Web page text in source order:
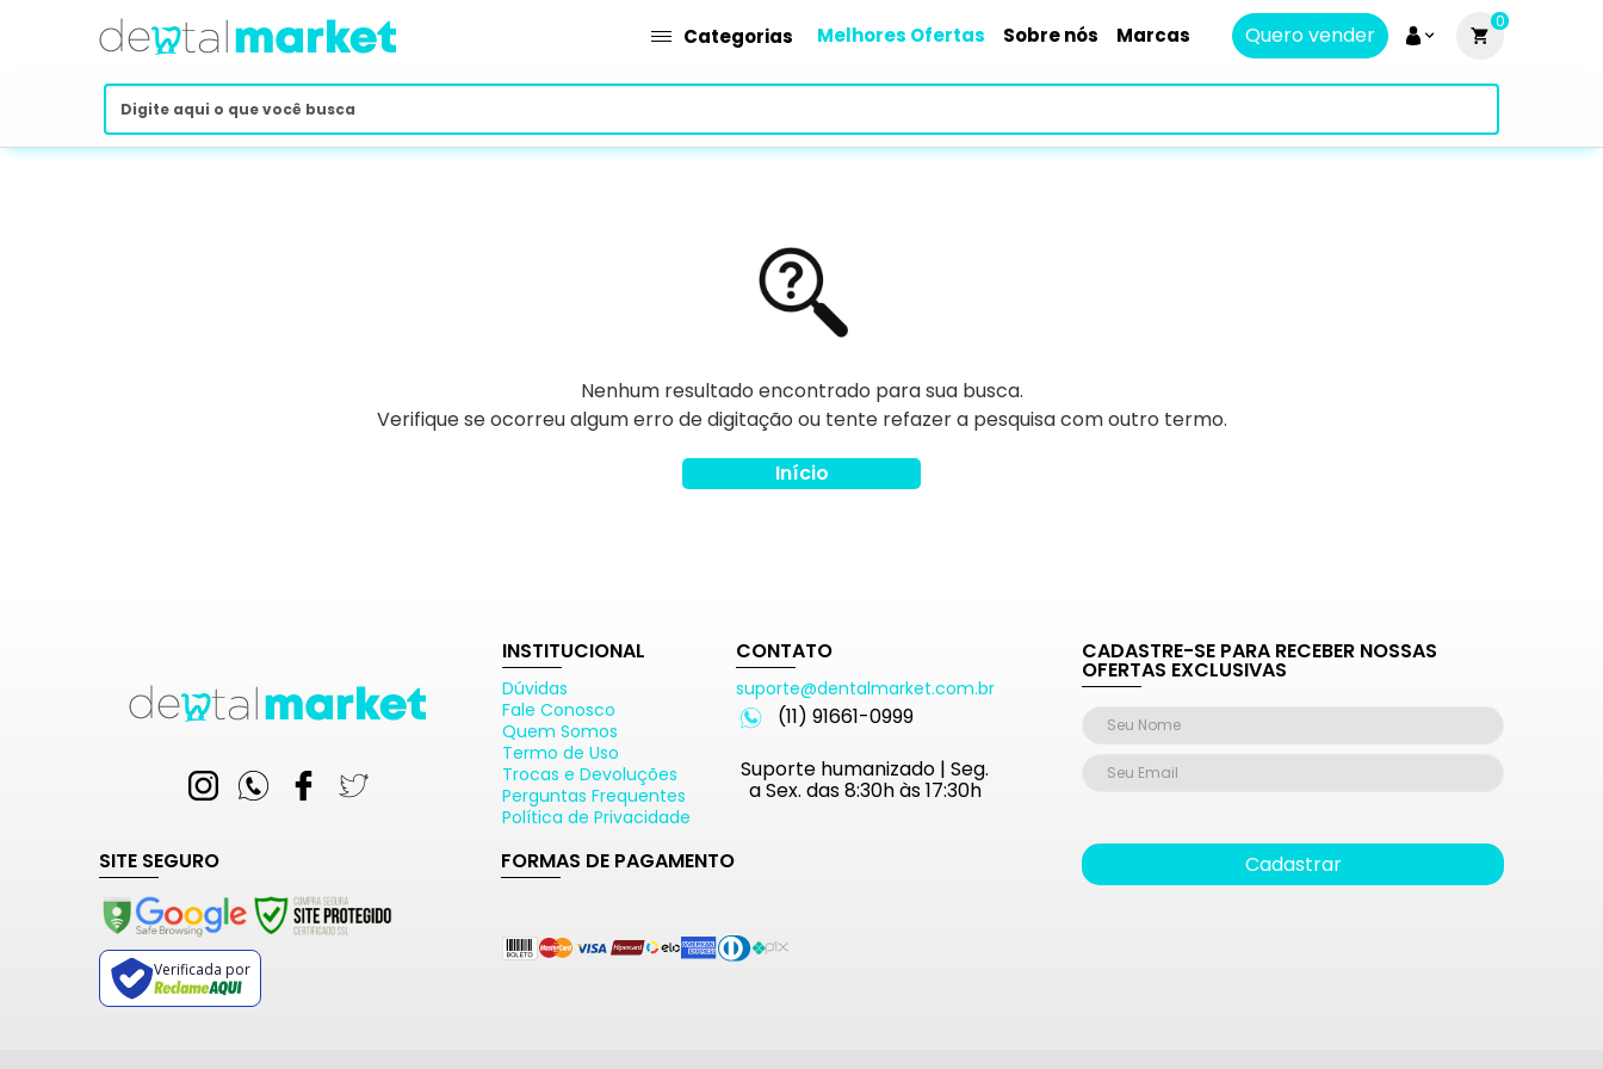
Categorias Melhores Ofertas Sobre nós Marcas Quero vender
0
Nenhum resultado encontrado para sua busca.
Verifique se ocorreu algum erro de digitação ou tente refazer a pesquisa com outro termo.
Início
INSTITUCIONAL
Dúvidas
Fale Conosco
Quem Somos
Termo de Uso
Trocas e Devoluções
Perguntas Frequentes
Política de Privacidade
CONTATO
suporte@dentalmarket.com.br
(11) 91661-0999
Suporte humanizado | Seg.
a Sex. das 8:30h às 17:30h
SITE SEGURO
Verificada por
FORMAS DE PAGAMENTO
CADASTRE-SE PARA RECEBER NOSSAS
OFERTAS EXCLUSIVAS
Cadastrar